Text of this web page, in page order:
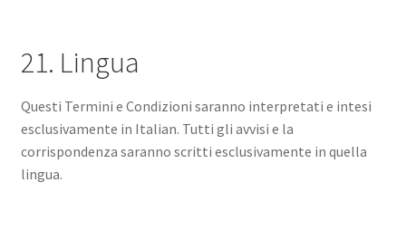
21. Lingua
Questi Termini e Condizioni saranno interpretati e intesi
esclusivamente in Italian. Tutti gli avvisi e la
corrispondenza saranno scritti esclusivamente in quella
lingua.